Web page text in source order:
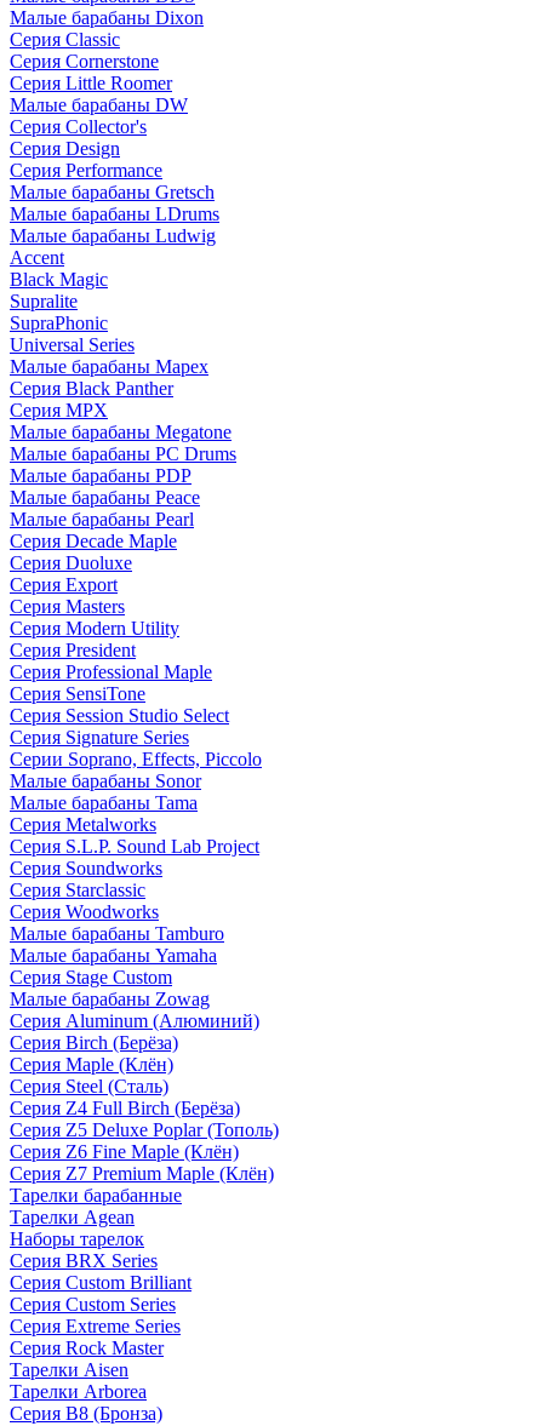
Малые барабаны Dixon
Серия Classic
Серия Cornerstone
Серия Little Roomer
Малые барабаны DW
Серия Collector's
Серия Design
Серия Performance
Малые барабаны Gretsch
Малые барабаны LDrums
Малые барабаны Ludwig
Accent
Black Magic
Supralite
SupraPhonic
Universal Series
Малые барабаны Mapex
Серия Black Panther
Серия MPX
Малые барабаны Megatone
Малые барабаны PC Drums
Малые барабаны PDP
Малые барабаны Peace
Малые барабаны Pearl
Серия Decade Maple
Серия Duoluxe
Серия Export
Серия Masters
Серия Modern Utility
Серия President
Серия Professional Maple
Серия SensiTone
Серия Session Studio Select
Серия Signature Series
Серии Soprano, Effects, Piccolo
Малые барабаны Sonor
Малые барабаны Tama
Серия Metalworks
Серия S.L.P. Sound Lab Project
Серия Soundworks
Серия Starclassic
Серия Woodworks
Малые барабаны Tamburo
Малые барабаны Yamaha
Серия Stage Custom
Малые барабаны Zowag
Серия Aluminum (Алюминий)
Серия Birch (Берёза)
Серия Maple (Клён)
Серия Steel (Сталь)
Серия Z4 Full Birch (Берёза)
Серия Z5 Deluxe Poplar (Тополь)
Серия Z6 Fine Maple (Клён)
Серия Z7 Premium Maple (Клён)
Тарелки барабанные
Тарелки Agean
Наборы тарелок
Серия BRX Series
Серия Custom Brilliant
Серия Custom Series
Серия Extreme Series
Серия Rock Master
Тарелки Aisen
Тарелки Arborea
Серия B8 (Бронза)